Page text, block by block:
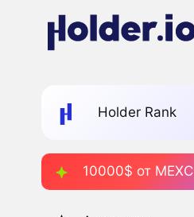
Holder Rank
10000$ от MEXC